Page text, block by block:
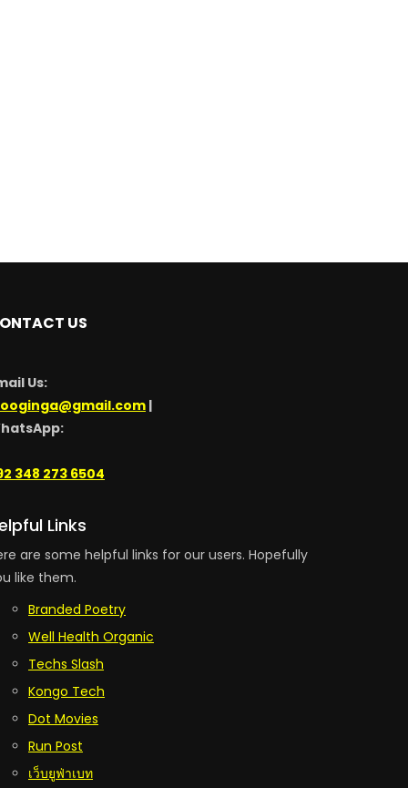
US
Us:
|
348 273 6504
Links
are some helpful links for our users. Hopefully
like them.
Branded Poetry
Well Health Organic
Techs Slash
Kongo Tech
Dot Movies
Run Post
เว็บยูฟ่าเบท